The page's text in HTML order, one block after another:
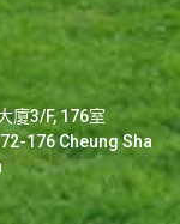
廈3/F, 176室
176 Cheung Sha